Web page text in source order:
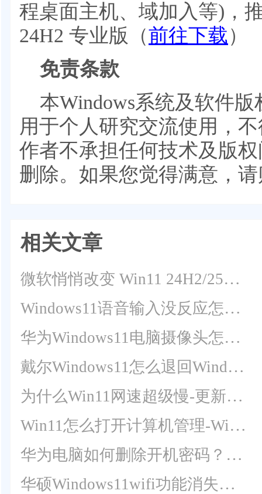
程桌面主机、域加入等)，
24H2 专业版（前往下载）
免责条款
本Windows系统及软件
用于个人研究交流使用，
作者不承担任何技术及版
删除。如果您觉得满意，
相关文章
微软悄悄改变 Win11 24H2/25H2 音频运行逻辑
Windows11语音输入没反应怎么回事？Win11无法使用语音输入解决方法
华为Windows11电脑摄像头怎么打开？华为笔记本电脑自带摄像头打开方法
戴尔Windows11怎么退回Windows10？
为什么Win11网速超级慢-更新到Win11后网速变慢了怎么解决
Win11怎么打开计算机管理-Win11计算机管理工具在哪里打开的教学
华为电脑如何删除开机密码？华为Windows11电脑删除开机密码教程
华硕Windows11wifi功能消失怎么解决？